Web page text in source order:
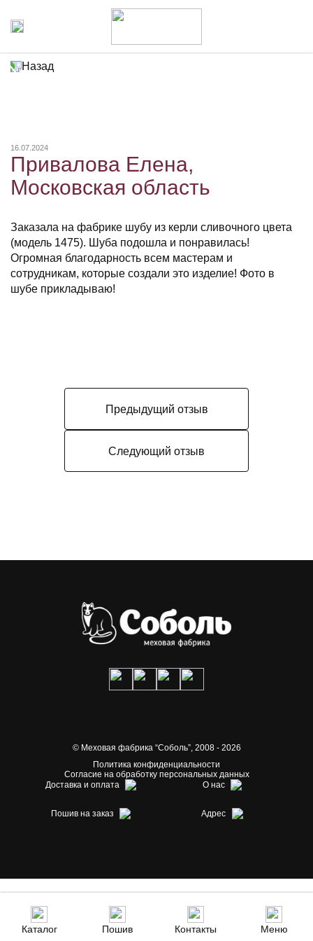
Назад
16.07.2024
Привалова Елена,
Московская область
Заказала на фабрике шубу из керли сливочного цвета
(модель 1475). Шуба подошла и понравилась!
Огромная благодарность всем мастерам и
сотрудникам, которые создали это изделие! Фото в
шубе прикладываю!
Предыдущий отзыв
Следующий отзыв
© Меховая фабрика “Соболь”,2008 - 2026
Политика конфиденциальности
Согласие на обработку персональных данных
Доставка и оплата
О нас
Пошив на заказ Адрес
Каталог Пошив Контакты Меню